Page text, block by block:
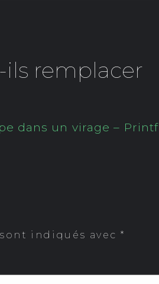
ils remplacer
dans un virage – Printf
indiqués avec*